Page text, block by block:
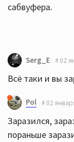
сабвуфера.
Serg_E 02
Всё таки и вы
Pol 02
Заразился,
пораньше